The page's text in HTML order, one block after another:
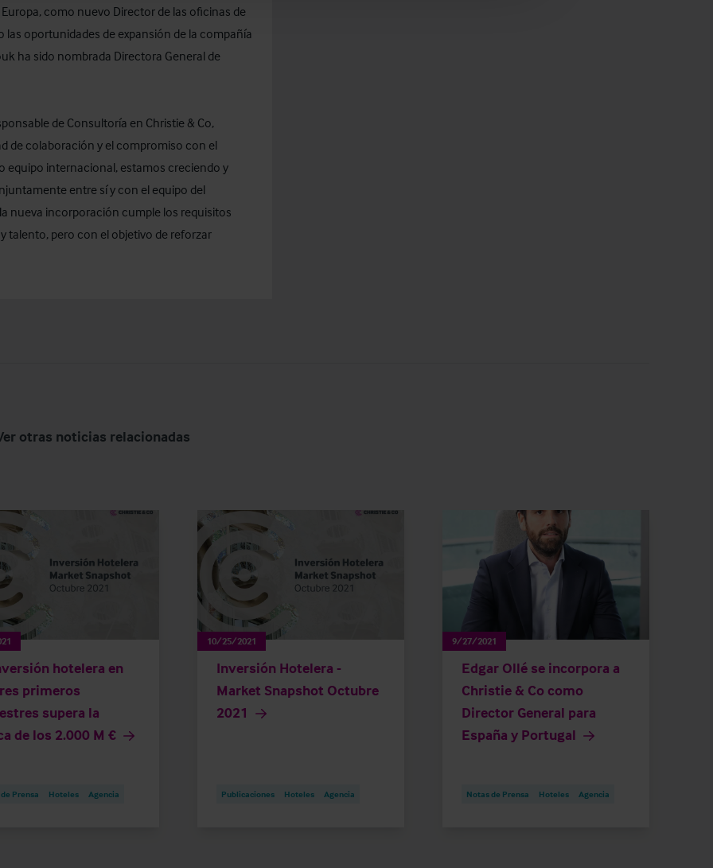
como nuevo Director de las oficinas de
oportunidades de expansión de la compañía
ha sido nombrada Directora General de
de Consultoría en Christie & Co,
de colaboración y el compromiso con el
equipo internacional, estamos creciendo y
entre sí y con el equipo del
nueva incorporación cumple los requisitos
talento, pero con el objetivo de reforzar
otras noticias relacionadas
hotelera en
primeros
supera la
de los 2.000 M €
Prensa Hoteles Agencia
10/25/2021
Inversión Hotelera -
Market Snapshot Octubre
2021
Publicaciones Hoteles Agencia
9/27/2021
Edgar Ollé se incorpora a
Christie & Co como
Director General para
España y Portugal
Notas de Prensa Hoteles Agencia